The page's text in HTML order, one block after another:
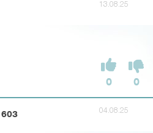
13.08.25
0 0
04.08.25